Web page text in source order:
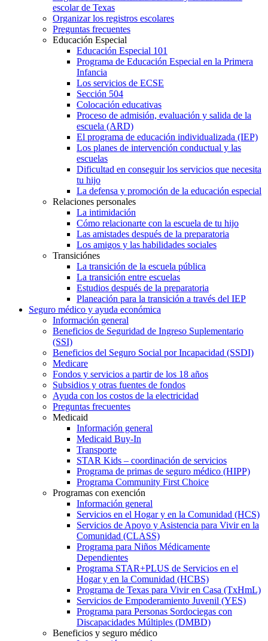
escolar de Texas
Organizar los registros escolares
Preguntas frecuentes
Educación Especial
Educación Especial 101
Programa de Educación Especial en la Primera
Infancia
Los servicios de ECSE
Sección 504
Colocación educativas
Proceso de admisión, evaluación y salida de la
escuela (ARD)
El programa de educación individualizada (IEP)
Los planes de intervención conductual y las
escuelas
Dificultad en conseguir los servicios que necesita
tu hijo
La defensa y promoción de la educación especial
Relaciones personales
La intimidación
Cómo relacionarte con la escuela de tu hijo
Las amistades después de la preparatoria
Los amigos y las habilidades sociales
Transiciónes
La transición de la escuela pública
La transición entre escuelas
Estudios después de la preparatoria
Planeación para la transición a través del IEP
Seguro médico y ayuda económica
Información general
Beneficios de Seguridad de Ingreso Suplementario
(SSI)
Beneficios del Seguro Social por Incapacidad (SSDI)
Medicare
Fondos y servicios a partir de los 18 años
Subsidios y otras fuentes de fondos
Ayuda con los costos de la electricidad
Preguntas frecuentes
Medicaid
Información general
Medicaid Buy-In
Transporte
STAR Kids – coordinación de servicios
Programa de primas de seguro médico (HIPP)
Programa Community First Choice
Programas con exención
Información general
Servicios en el Hogar y en la Comunidad (HCS)
Servicios de Apoyo y Asistencia para Vivir en la
Comunidad (CLASS)
Programa para Niños Médicamente
Dependientes
Programa STAR+PLUS de Servicios en el
Hogar y en la Comunidad (HCBS)
Programa de Texas para Vivir en Casa (TxHmL)
Servicios de Empoderamiento Juvenil (YES)
Programa para Personas Sordociegas con
Discapacidades Múltiples (DMBD)
Beneficios y seguro médico